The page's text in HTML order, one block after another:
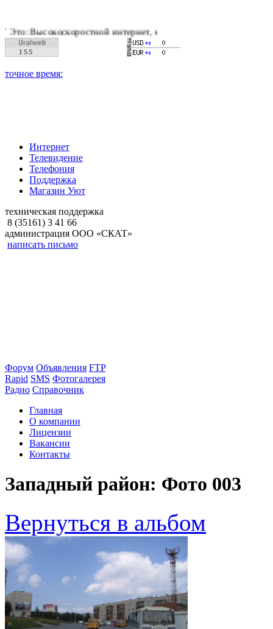
интернет, качественное цифровое и
Интернет
Телевидение
Телефония
Поддержка
Магазин Уют
техническая поддержка
8 (35161) 3 41 66
администрация ООО «СКАТ»
написать письмо
Форум Объявления FTP
Rapid SMS Фотогалерея
Радио Справочник
Главная
О компании
Лицензии
Вакансии
Контакты
Западный район: Фото 003
Вернуться в альбом